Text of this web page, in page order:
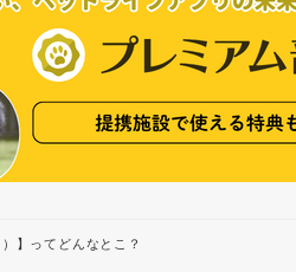
】ってどんなとこ？